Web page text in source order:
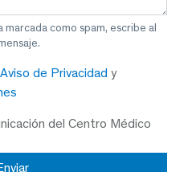
como spam, escribe al
Aviso de Privacidad y
del Centro Médico